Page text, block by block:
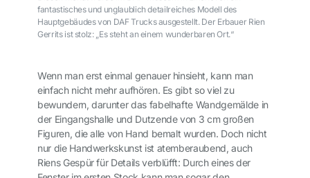
fantastisches und unglaublich detailreiches Modell des
Hauptgebäudes von DAF Trucks ausgestellt. Der Erbauer Rien
Gerrits ist stolz: „Es steht an einem wunderbaren Ort.“
Wenn man erst einmal genauer hinsieht, kann man
einfach nicht mehr aufhören. Es gibt so viel zu
bewundern, darunter das fabelhafte Wandgemälde in
der Eingangshalle und Dutzende von 3 cm großen
Figuren, die alle von Hand bemalt wurden. Doch nicht
nur die Handwerkskunst ist atemberaubend, auch
Riens Gespür für Details verblüfft: Durch eines der